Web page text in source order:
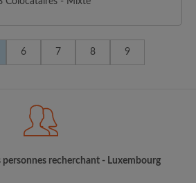
6 7 8 9
personnes recherchant - Luxembourg